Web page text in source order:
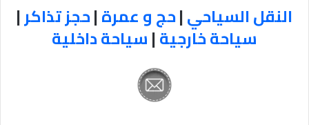
النقل السياحي|حج و عمرة|حجز تذاكر|
سياحة خارجية|سياحة داخلية